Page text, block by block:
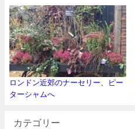
ロンドン近郊のナーセリー、ピー
ターシャムへ
カテゴリー